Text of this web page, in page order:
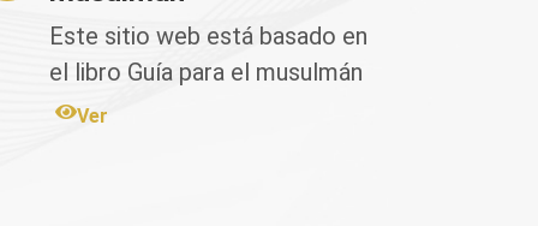
Este sitio web está basado en
el libro Guía para el musulmán
nuevo de Fahd Salem
Ver